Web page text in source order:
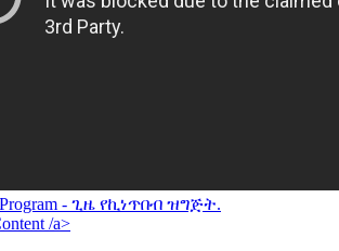
Program - ጊዜ የኪነጥበብ ዝግጅት.
/a>